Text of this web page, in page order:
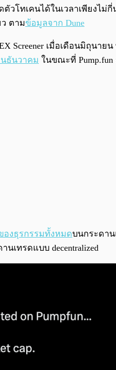
วโทเคนได้ในเวลาเพียง
ตามข้อมูลจาก Dune
Screener เมื่อเดือนมิถุนา
นธันวาคม ในขณะที่ Pump.fun
องธุรกรรมทั้งหมดบนกระดาน
เทรดแบบ decentralized